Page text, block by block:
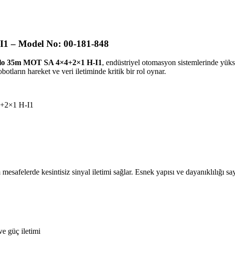
– Model No: 00-181-848
35m MOT SA 4×4+2×1 H-I1, endüstriyel otomasyon sistemlerinde
hareket ve veri iletiminde kritik bir rol oynar.
H-I1
kesintisiz sinyal iletimi sağlar. Esnek yapısı ve dayanıklılığı
güç iletimi